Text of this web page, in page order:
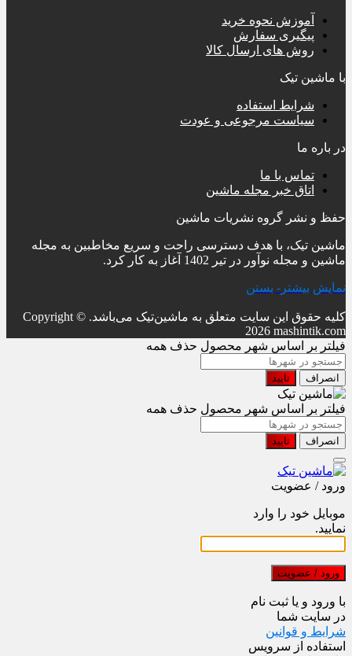
آموزش نحوه خرید
پیگیری سفارش
روش های ارسال کالا
با ماشین تیک
شرایط استفاده
سیاست مرجوعی و عودت
در باره ما
تماس با ما
اتاق خبر مجله ماشین
حفظ و نشر گروه نشریات ماشین
ماشین تیک، با هدف دسترسی راحت و سریع مخاطبین به مجله
ماشین و مجله نوآور در تیر 1402 آغاز به کار کرد.
نمایش بیشتر - بستن
کلیه حقوق این سایت متعلق به ماشین‌تیک می‌باشد. Copyright ©
2026 mashintik.com
فیلتر بر اساس شهر محصول حذف همه
انصراف تایید
فیلتر بر اساس شهر محصول حذف همه
انصراف تایید
ورود / عضویت
موبایل خود را وارد
نمایید.
ورود / عضویت
با ورود و یا ثبت نام
در سایت شما
شرایط و قوانین
استفاده از سرویس